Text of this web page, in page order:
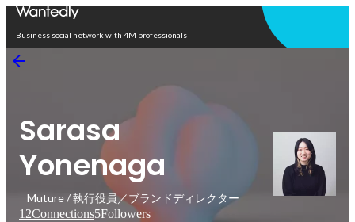
Business social network with 4M professionals
Sarasa
Yonenaga
Muture / 執行役員／ブランドディレクター
12Connections5Followers